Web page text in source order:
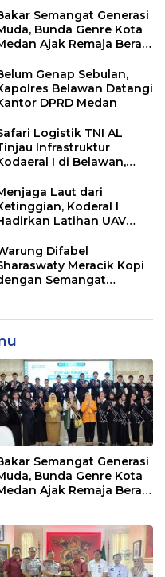
Semangat Generasi
Bunda Genre Kota
Ajak Remaja Berani
Genap Sebulan,
Belawan Datangi
DPRD Medan
Logistik TNI AL
Infrastruktur
I di Belawan,
Laut dari
Koderal I
Latihan UAV
Difabel
Meracik Kopi
Semangat
Semangat Generasi
Bunda Genre Kota
Ajak Remaja Berani